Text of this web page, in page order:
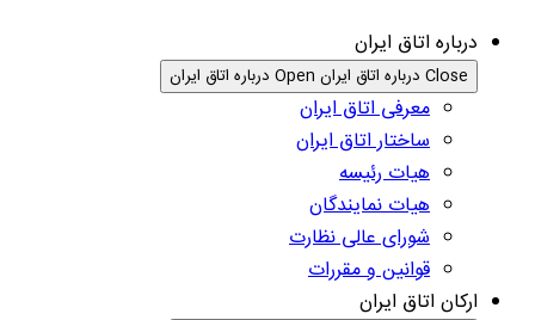
درباره اتاق ایران
Close درباره اتاق ایران Open درباره اتاق ایران
معرفی اتاق ایران
ساختار اتاق ایران
هیات رئیسه
هیات نمایندگان
شورای عالی نظارت
قوانین و مقررات
ارکان اتاق ایران